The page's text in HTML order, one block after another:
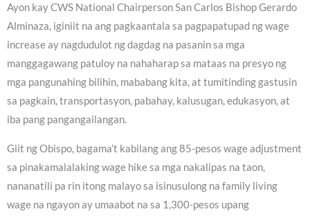
Ayon kay CWS National Chairperson San Carlos Bishop Gerardo
Alminaza, iginiit na ang pagkaantala sa pagpapatupad ng wage
increase ay nagdudulot ng dagdag na pasanin sa mga
manggagawang patuloy na nahaharap sa mataas na presyo ng
mga pangunahing bilihin, mababang kita, at tumitinding gastusin
sa pagkain, transportasyon, pabahay, kalusugan, edukasyon, at
iba pang pangangailangan.
Giit ng Obispo, bagama’t kabilang ang 85-pesos wage adjustment
sa pinakamalalaking wage hike sa mga nakalipas na taon,
nananatili pa rin itong malayo sa isinusulong na family living
wage na ngayon ay umaabot na sa 1,300-pesos upang